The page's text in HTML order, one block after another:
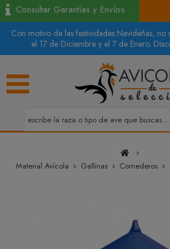
Con motivo de las festividades Navideñas, no
el 17 de Diciembre y el 7 de Enero.
Consultar Garantías y Envíos
Material Avícola Gallinas Comederos